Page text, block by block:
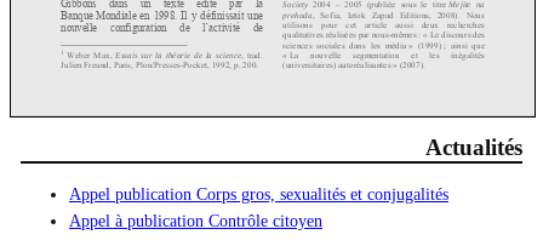
Actualités
Appel publication Corps gros, sexualités et conjugalités
Appel à publication Contrôle citoyen